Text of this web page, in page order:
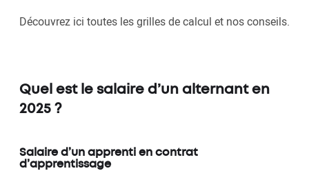
Découvrez ici toutes les grilles de calcul et nos conseils.
Quel est le salaire d’un alternant en
2025 ?
Salaire d’un apprenti en contrat
d’apprentissage